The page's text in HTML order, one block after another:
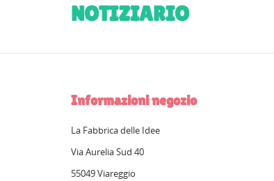
NOTIZIARIO
Informazioni negozio
La Fabbrica delle Idee
Via Aurelia Sud 40
55049 Viareggio